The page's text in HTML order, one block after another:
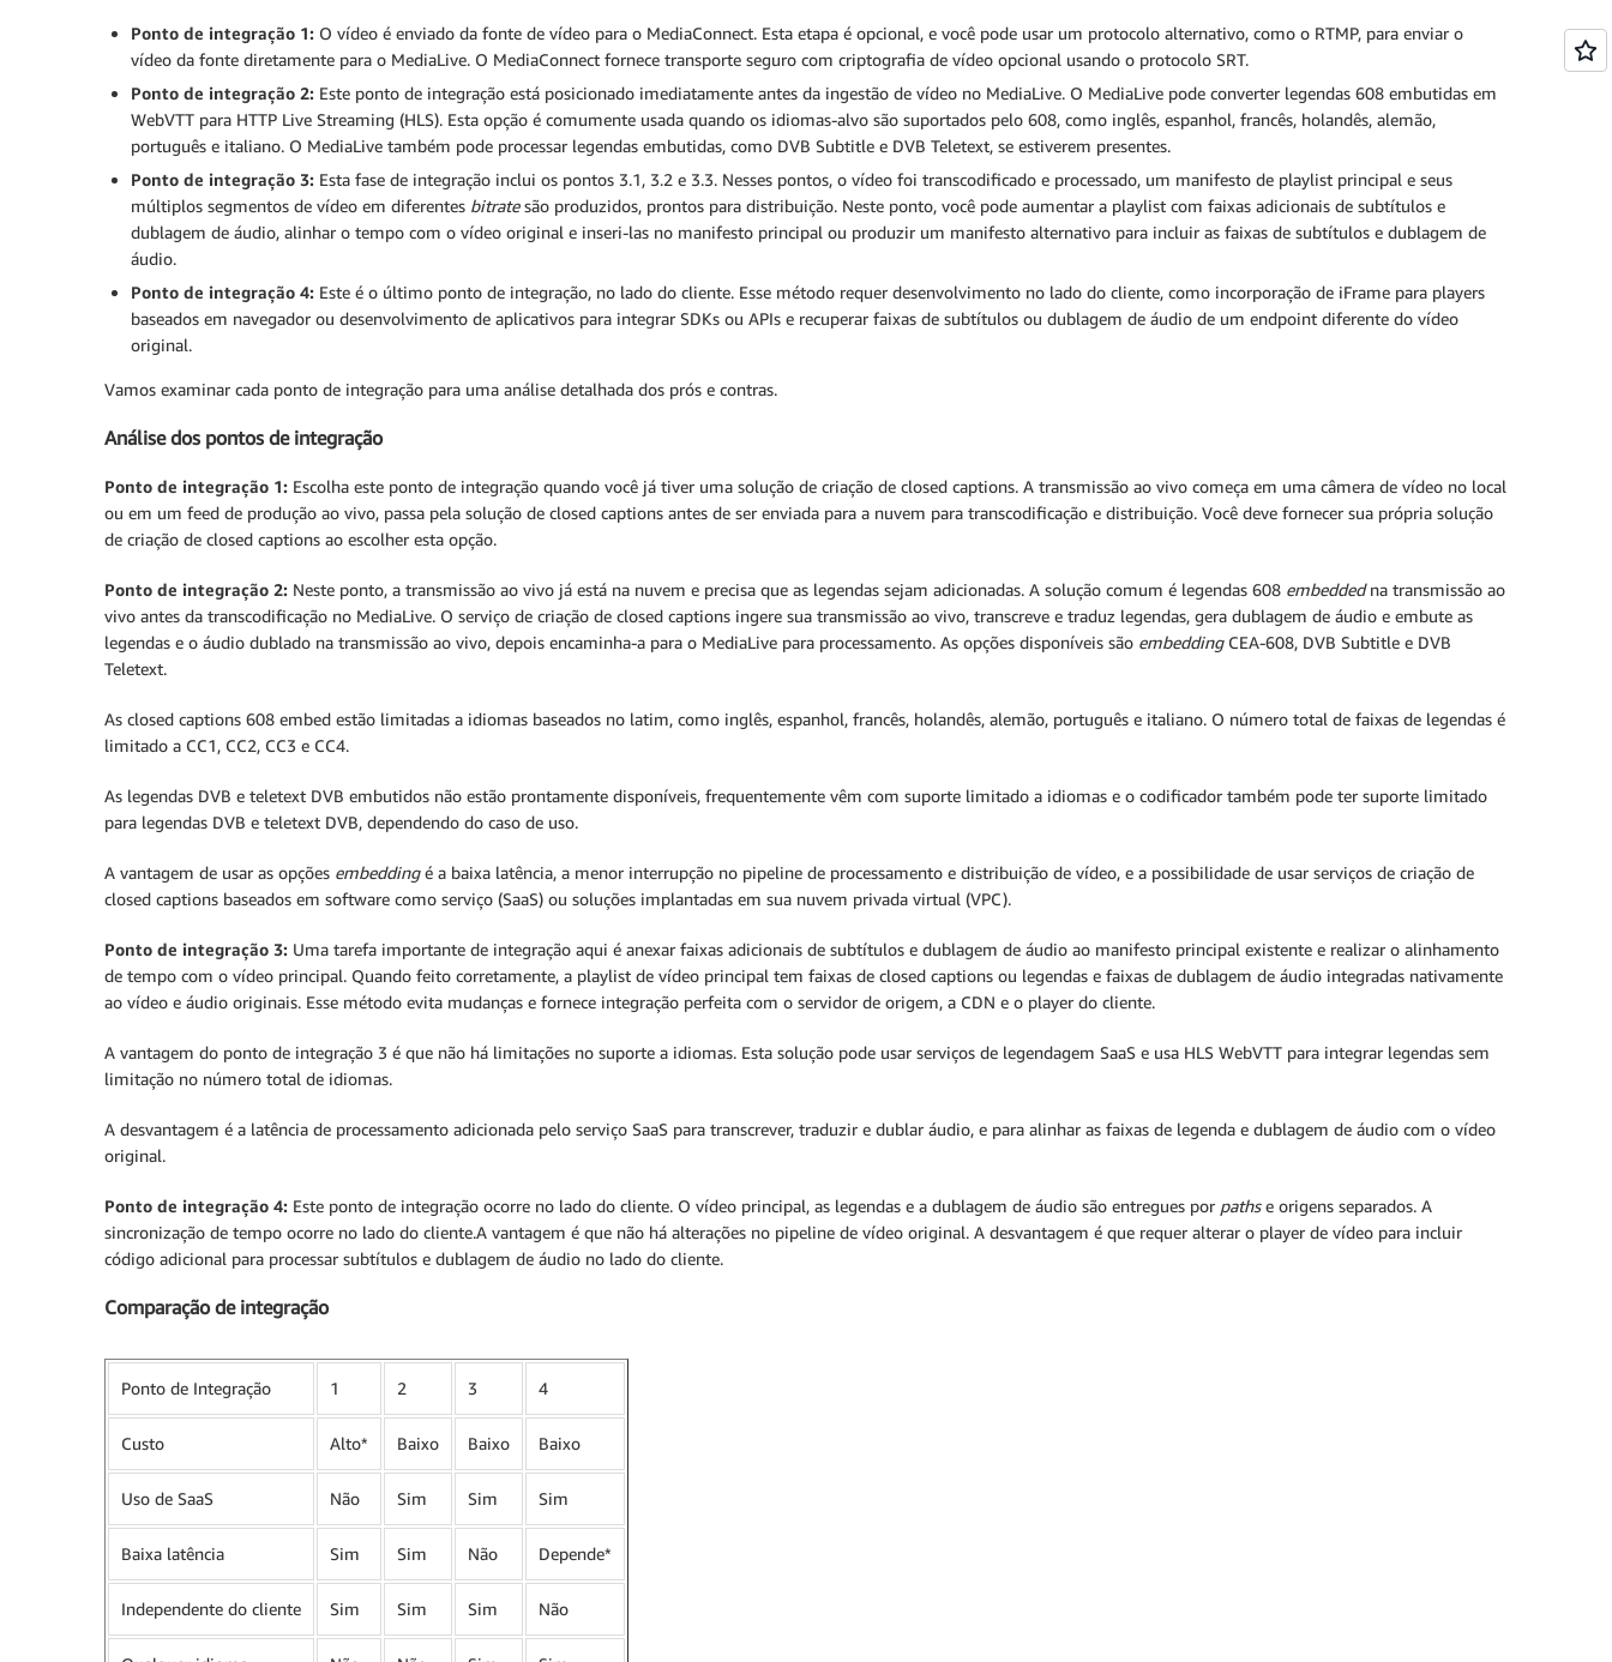
Ponto de integração 1: O vídeo é enviado da fonte de vídeo para o MediaConnect. Esta etapa é opcional, e você pode usar um protocolo alternativo, como o RTMP, para enviar o
vídeo da fonte diretamente para o MediaLive. O MediaConnect fornece transporte seguro com criptografia de vídeo opcional usando o protocolo SRT.
Ponto de integração 2: Este ponto de integração está posicionado imediatamente antes da ingestão de vídeo no MediaLive. O MediaLive pode converter legendas 608 embutidas em
WebVTT para HTTP Live Streaming (HLS). Esta opção é comumente usada quando os idiomas-alvo são suportados pelo 608, como inglês, espanhol, francês, holandês, alemão,
português e italiano. O MediaLive também pode processar legendas embutidas, como DVB Subtitle e DVB Teletext, se estiverem presentes.
Ponto de integração 3: Esta fase de integração inclui os pontos 3.1, 3.2 e 3.3. Nesses pontos, o vídeo foi transcodificado e processado, um manifesto de playlist principal e seus
múltiplos segmentos de vídeo em diferentes bitratesão produzidos, prontos para distribuição. Neste ponto, você pode aumentar a playlist com faixas adicionais de subtítulos e
dublagem de áudio, alinhar o tempo com o vídeo original e inseri-las no manifesto principal ou produzir um manifesto alternativo para incluir as faixas de subtítulos e dublagem de
áudio.
Ponto de integração 4: Este é o último ponto de integração, no lado do cliente. Esse método requer desenvolvimento no lado do cliente, como incorporação de iFrame para players
baseados em navegador ou desenvolvimento de aplicativos para integrar SDKs ou APIs e recuperar faixas de subtítulos ou dublagem de áudio de um endpoint diferente do vídeo
original.
Vamos examinar cada ponto de integração para uma análise detalhada dos prós e contras.
Análise dos pontos de integração
Ponto de integração 1: Escolha este ponto de integração quando você já tiver uma solução de criação de closed captions. A transmissão ao vivo começa em uma câmera de vídeo no local
ou em um feed de produção ao vivo, passa pela solução de closed captions antes de ser enviada para a nuvem para transcodificação e distribuição. Você deve fornecer sua própria solução
de criação de closed captions ao escolher esta opção.
Ponto de integração 2: Neste ponto, a transmissão ao vivo já está na nuvem e precisa que as legendas sejam adicionadas. A solução comum é legendas 608 embeddedna transmissão ao
vivo antes da transcodificação no MediaLive. O serviço de criação de closed captions ingere sua transmissão ao vivo, transcreve e traduz legendas, gera dublagem de áudio e embute as
legendas e o áudio dublado na transmissão ao vivo, depois encaminha-a para o MediaLive para processamento. As opções disponíveis são embeddingCEA-608, DVB Subtitle e DVB
Teletext.
As closed captions 608 embed estão limitadas a idiomas baseados no latim, como inglês, espanhol, francês, holandês, alemão, português e italiano. O número total de faixas de legendas é
limitado a CC1, CC2, CC3 e CC4.
As legendas DVB e teletext DVB embutidos não estão prontamente disponíveis, frequentemente vêm com suporte limitado a idiomas e o codificador também pode ter suporte limitado
para legendas DVB e teletext DVB, dependendo do caso de uso.
A vantagem de usar as opções embeddingé a baixa latência, a menor interrupção no pipeline de processamento e distribuição de vídeo, e a possibilidade de usar serviços de criação de
closed captions baseados em software como serviço (SaaS) ou soluções implantadas em sua nuvem privada virtual (VPC).
Ponto de integração 3: Uma tarefa importante de integração aqui é anexar faixas adicionais de subtítulos e dublagem de áudio ao manifesto principal existente e realizar o alinhamento
de tempo com o vídeo principal. Quando feito corretamente, a playlist de vídeo principal tem faixas de closed captions ou legendas e faixas de dublagem de áudio integradas nativamente
ao vídeo e áudio originais. Esse método evita mudanças e fornece integração perfeita com o servidor de origem, a CDN e o player do cliente.
A vantagem do ponto de integração 3 é que não há limitações no suporte a idiomas. Esta solução pode usar serviços de legendagem SaaS e usa HLS WebVTT para integrar legendas sem
limitação no número total de idiomas.
A desvantagem é a latência de processamento adicionada pelo serviço SaaS para transcrever, traduzir e dublar áudio, e para alinhar as faixas de legenda e dublagem de áudio com o vídeo
original.
Ponto de integração 4: Este ponto de integração ocorre no lado do cliente. O vídeo principal, as legendas e a dublagem de áudio são entregues por pathse origens separados. A
sincronização de tempo ocorre no lado do cliente.A vantagem é que não há alterações no pipeline de vídeo original. A desvantagem é que requer alterar o player de vídeo para incluir
código adicional para processar subtítulos e dublagem de áudio no lado do cliente.
Comparação de integração
Ponto de Integração 1 2 3 4
Custo Alto* Baixo Baixo Baixo
Uso de SaaS Não Sim Sim Sim
Baixa latência Sim Sim Não Depende*
Independente do cliente Sim Sim Sim Não